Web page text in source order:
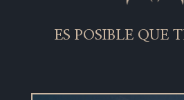
ES POSIBLE QUE